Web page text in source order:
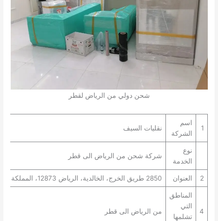
شحن دولي من الرياض لقطر
1
اسم
الشركة
نقليات السيف
نوع
الخدمة
شركة شحن من الرياض الى قطر
2 العنوان 2850 طريق الخرج، الخالدية، الرياض 12873، المملكة العربية السعودية
4
المناطق
التي
تشلمها
من الرياض الى قطر